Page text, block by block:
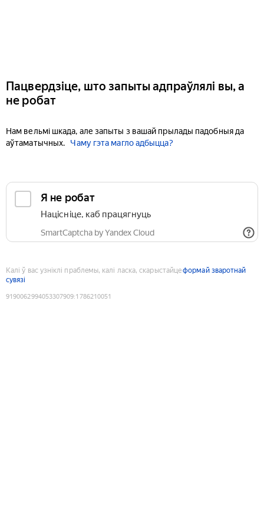
Пацвердзіце, што запыты адпраўлялі вы, а
не робат
Нам вельмі шкада, але запыты з вашай прылады падобныя да
аўтаматычных.
Чаму гэта магло адбыцца?
Я не робат
Націсніце, каб працягнуць
SmartCaptcha by Yandex Cloud
Калі ў вас узніклі праблемы, калі ласка, скарыстайцеформай зваротнай
сувязі
9190062994053307909:1786210051